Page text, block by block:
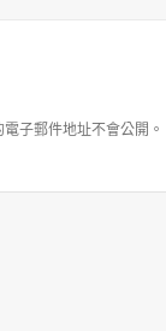
子郵件地址不會公開。